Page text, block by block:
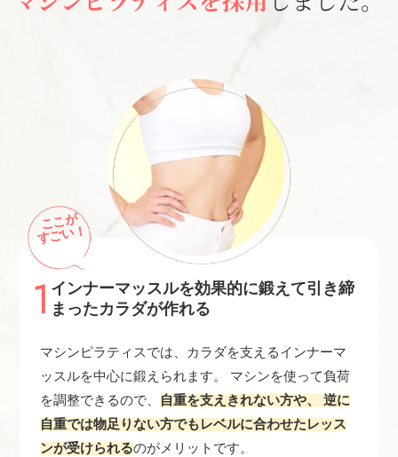
ここが
すごい！
1 インナーマッスルを効果的に鍛えて引き締
まったカラダが作れる
マシンピラティスでは、カラダを支えるインナーマ
ッスルを中心に鍛えられます。 マシンを使って負荷
を調整できるので、
自重を支えきれない方や、 逆に
自重では物足りない方でもレベルに合わせたレッス
ンが受けられるのがメリットです。